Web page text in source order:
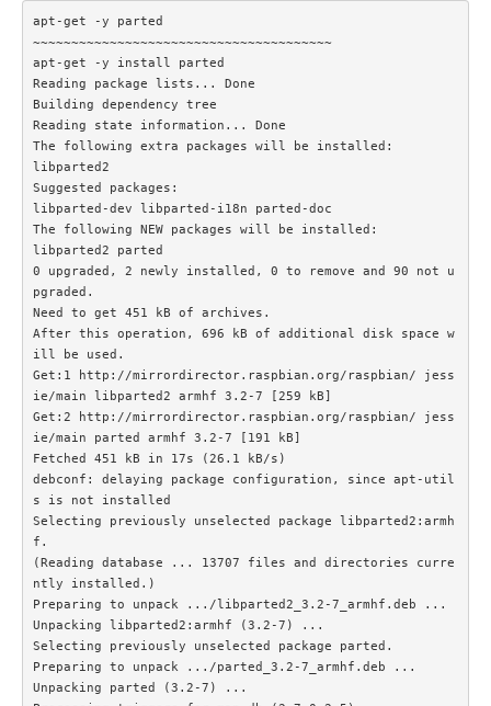
apt-get -y parted
~~~~~~~~~~~~~~~~~~~~~~~~~~~~~~~~~~~~~~~
apt-get -y install parted
Reading package lists... Done
Building dependency tree
Reading state information... Done
The following extra packages will be installed:
libparted2
Suggested packages:
libparted-dev libparted-i18n parted-doc
The following NEW packages will be installed:
libparted2 parted
0 upgraded, 2 newly installed, 0 to remove and 90 not u
pgraded.
Need to get 451 kB of archives.
After this operation, 696 kB of additional disk space w
ill be used.
Get:1 http://mirrordirector.raspbian.org/raspbian/ jess
ie/main libparted2 armhf 3.2-7 [259 kB]
Get:2 http://mirrordirector.raspbian.org/raspbian/ jess
ie/main parted armhf 3.2-7 [191 kB]
Fetched 451 kB in 17s (26.1 kB/s)
debconf: delaying package configuration, since apt-util
s is not installed
Selecting previously unselected package libparted2:armh
f.
(Reading database ... 13707 files and directories curre
ntly installed.)
Preparing to unpack .../libparted2_3.2-7_armhf.deb ...
Unpacking libparted2:armhf (3.2-7) ...
Selecting previously unselected package parted.
Preparing to unpack .../parted_3.2-7_armhf.deb ...
Unpacking parted (3.2-7) ...